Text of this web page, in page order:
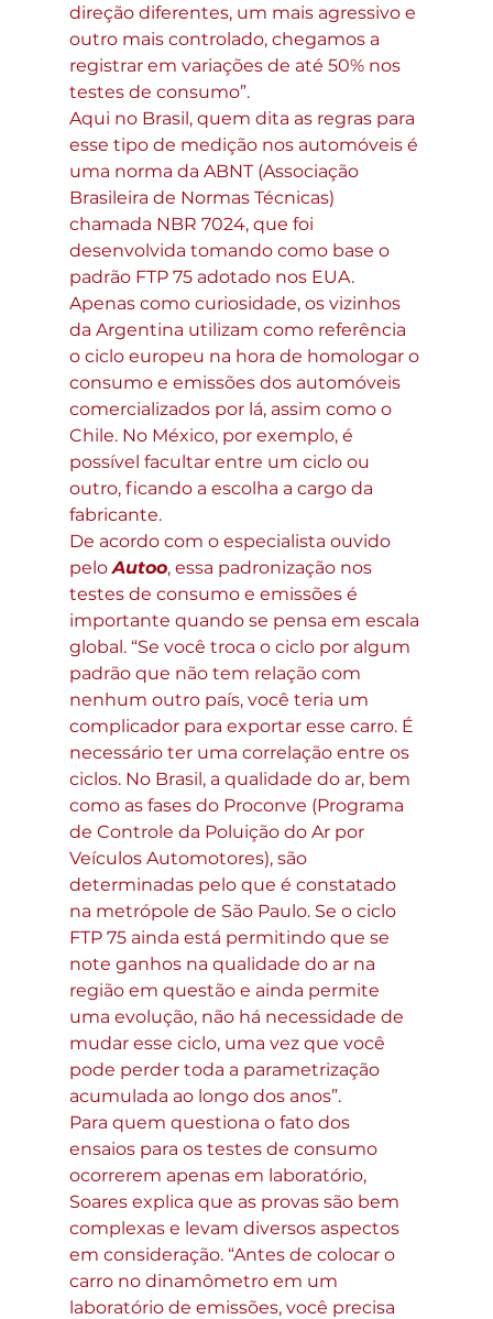
direção diferentes, um mais agressivo e
outro mais controlado, chegamos a
registrar em variações de até 50% nos
testes de consumo”.
Aqui no Brasil, quem dita as regras para
esse tipo de medição nos automóveis é
uma norma da ABNT (Associação
Brasileira de Normas Técnicas)
chamada NBR 7024, que foi
desenvolvida tomando como base o
padrão FTP 75 adotado nos EUA.
Apenas como curiosidade, os vizinhos
da Argentina utilizam como referência
o ciclo europeu na hora de homologar o
consumo e emissões dos automóveis
comercializados por lá, assim como o
Chile. No México, por exemplo, é
possível facultar entre um ciclo ou
outro, ficando a escolha a cargo da
fabricante.
De acordo com o especialista ouvido
pelo Autoo, essa padronização nos
testes de consumo e emissões é
importante quando se pensa em escala
global. “Se você troca o ciclo por algum
padrão que não tem relação com
nenhum outro país, você teria um
complicador para exportar esse carro. É
necessário ter uma correlação entre os
ciclos. No Brasil, a qualidade do ar, bem
como as fases do Proconve (Programa
de Controle da Poluição do Ar por
Veículos Automotores), são
determinadas pelo que é constatado
na metrópole de São Paulo. Se o ciclo
FTP 75 ainda está permitindo que se
note ganhos na qualidade do ar na
região em questão e ainda permite
uma evolução, não há necessidade de
mudar esse ciclo, uma vez que você
pode perder toda a parametrização
acumulada ao longo dos anos”.
Para quem questiona o fato dos
ensaios para os testes de consumo
ocorrerem apenas em laboratório,
Soares explica que as provas são bem
complexas e levam diversos aspectos
em consideração. “Antes de colocar o
carro no dinamômetro em um
laboratório de emissões, você precisa